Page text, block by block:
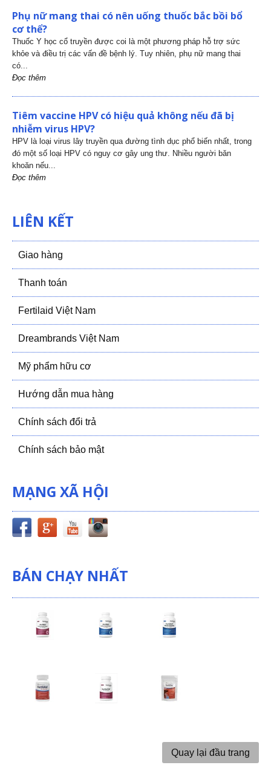
Phụ nữ mang thai có nên uống thuốc bắc bồi bổ
cơ thể?
Thuốc Y học cổ truyền được coi là một phương pháp hỗ trợ sức
khỏe và điều trị các vấn đề bệnh lý. Tuy nhiên, phụ nữ mang thai
có...
Đọc thêm
Tiêm vaccine HPV có hiệu quả không nếu đã bị
nhiễm virus HPV?
HPV là loại virus lây truyền qua đường tình dục phổ biến nhất, trong
đó một số loại HPV có nguy cơ gây ung thư. Nhiều người băn
khoăn nếu...
Đọc thêm
LIÊN KẾT
Giao hàng
Thanh toán
Fertilaid Việt Nam
Dreambrands Việt Nam
Mỹ phẩm hữu cơ
Hướng dẫn mua hàng
Chính sách đổi trả
Chính sách bảo mật
MẠNG XÃ HỘI
BÁN CHẠY NHẤT
Quay lại đầu trang